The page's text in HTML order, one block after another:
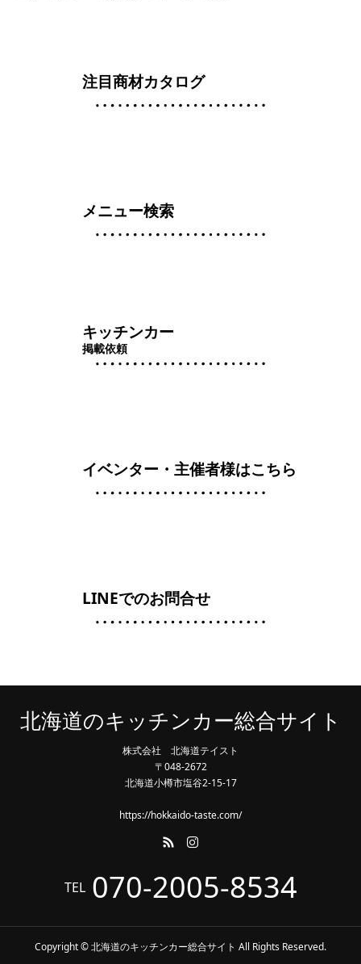
注目商材カタログ
メニュー検索
キッチンカー
掲載依頼
イベンター・主催者様はこちら
LINEでのお問合せ
北海道のキッチンカー総合サイト
株式会社 北海道テイスト
〒048-2672
北海道小樽市塩谷2-15-17
https://hokkaido-taste.com/
TEL 070-2005-8534
Copyright © 北海道のキッチンカー総合サイト All Rights Reserved.